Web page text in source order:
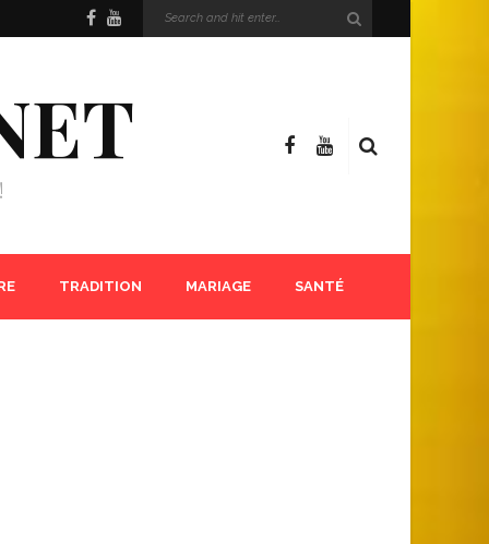
TRADITION MARIAGE SANTÉ